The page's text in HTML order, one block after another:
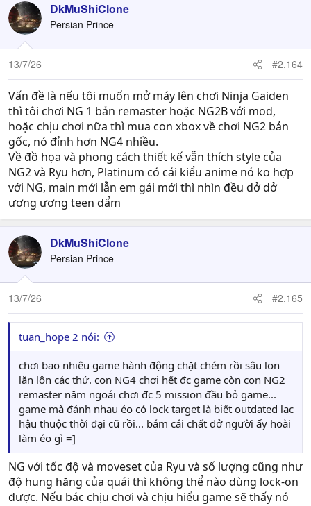
DkMuShiClone
Persian Prince
13/7/26 #2,164
Vấn đề là nếu tôi muốn mở máy lên chơi Ninja Gaiden
thì tôi chơi NG 1 bản remaster hoặc NG2B với mod,
hoặc chịu chơi nữa thì mua con xbox về chơi NG2 bản
gốc, nó đỉnh hơn NG4 nhiều.
Về đồ họa và phong cách thiết kế vẫn thích style của
NG2 và Ryu hơn, Platinum có cái kiểu anime nó ko hợp
với NG, main mới lẫn em gái mới thì nhìn đều dở dở
ương ương teen dẩm
DkMuShiClone
Persian Prince
13/7/26 #2,165
tuan_hope 2 nói:
chơi bao nhiêu game hành động chặt chém rồi sâu lon
lăn lộn các thứ. con NG4 chơi hết đc game còn con NG2
remaster năm ngoái chơi đc 5 mission đầu bỏ game...
game mà đánh nhau éo có lock target là biết outdated lạc
hậu thuộc thời đại cũ rồi... bám cái chất dở người ấy hoài
làm éo gì =]
NG với tốc độ và moveset của Ryu và số lượng cũng như
độ hung hăng của quái thì không thể nào dùng lock-on
được. Nếu bác chịu chơi và chịu hiểu game sẽ thấy nó